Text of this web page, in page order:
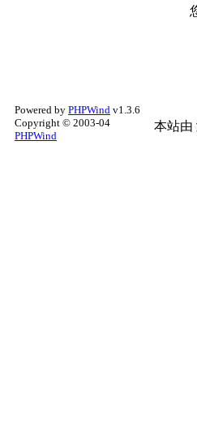
Powered by PHPWind v1.3.6
Copyright © 2003-04
PHPWind
本站由